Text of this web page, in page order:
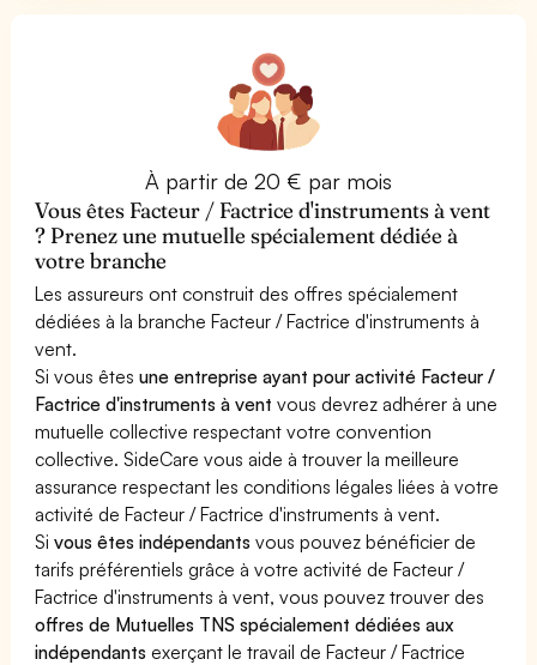
À partir de 20 € par mois
Vous êtes Facteur / Factrice d'instruments à vent
? Prenez une mutuelle spécialement dédiée à
votre branche
Les assureurs ont construit des offres spécialement
dédiées à la branche Facteur / Factrice d'instruments à
vent.
Si vous êtesune entreprise ayant pour activité Facteur /
Factrice d'instruments à vent vous devrez adhérer à une
mutuelle collective respectant votre convention
collective. SideCare vous aide à trouver la meilleure
assurance respectant les conditions légales liées à votre
activité de Facteur / Factrice d'instruments à vent.
Sivous êtes indépendants vous pouvez bénéficier de
tarifs préférentiels grâce à votre activité de Facteur /
Factrice d'instruments à vent, vous pouvez trouver des
offres de Mutuelles TNS spécialement dédiées aux
indépendants exerçant le travail de Facteur / Factrice